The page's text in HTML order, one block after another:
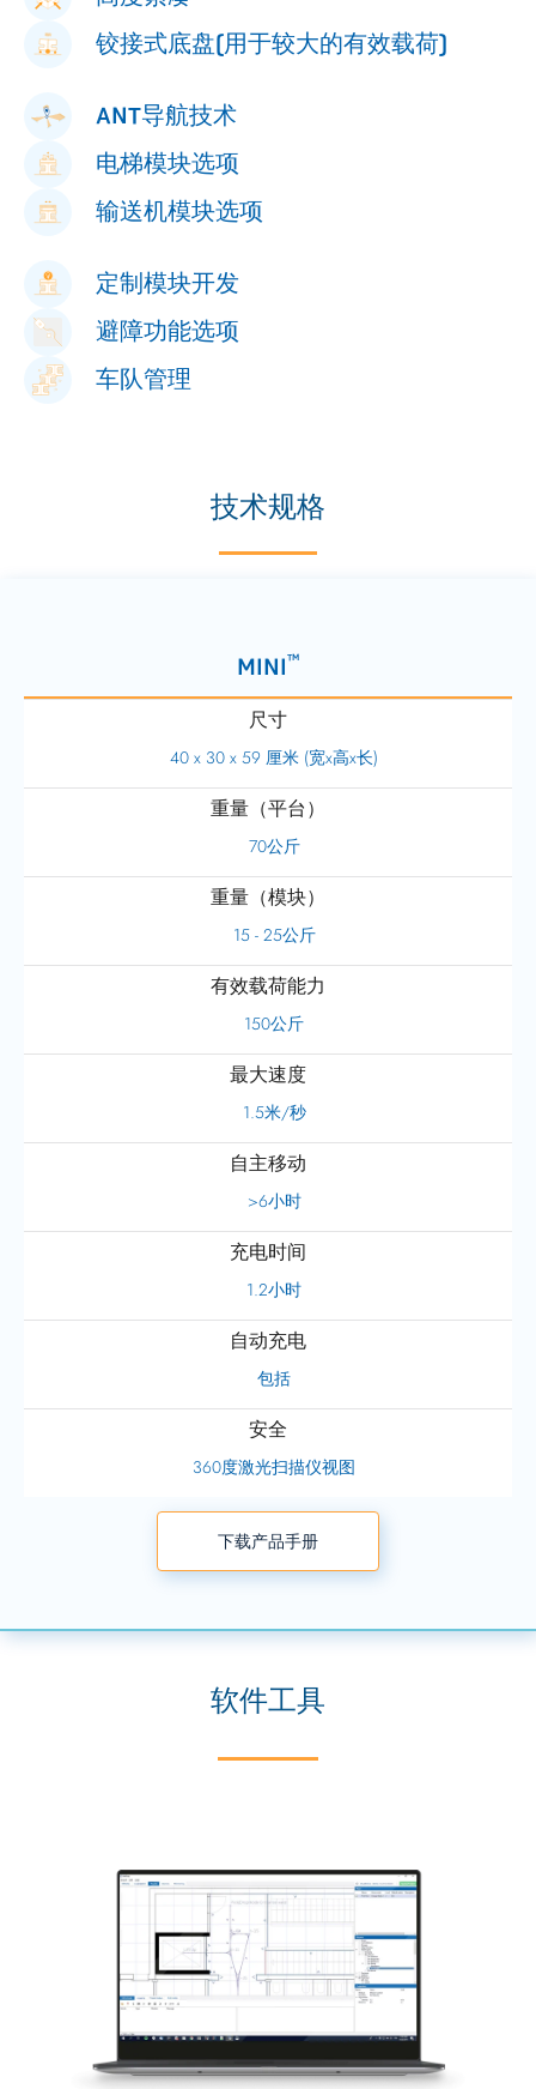
铰接式底盘(用于较大的有效载荷)
ANT导航技术
电梯模块选项
输送机模块选项
定制模块开发
避障功能选项
车队管理
技术规格
MINI TM
尺寸
40 x 30 x 59 厘米 (宽x高x长)
重量（平台）
70公斤
重量（模块）
15 - 25公斤
有效载荷能力
150公斤
最大速度
1.5米/秒
自主移动
>6小时
充电时间
1.2小时
自动充电
包括
安全
360度激光扫描仪视图
下载产品手册
软件工具